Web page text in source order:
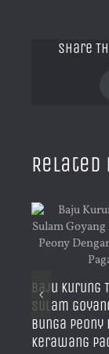
Share
Related
Baju Kurung
Sulam
Bunga Peony
Kerawang